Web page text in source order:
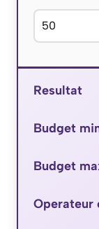
Resultat
Budget
Budget
Operateur